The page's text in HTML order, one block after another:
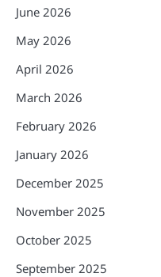
June 2026
May 2026
April 2026
March 2026
February 2026
January 2026
December 2025
November 2025
October 2025
September 2025